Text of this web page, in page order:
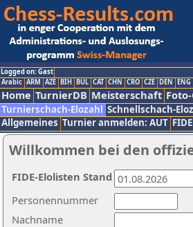
Logged on: Gast
Arabic ARM AZE BIH BUL CAT CHN CRO CZE DEN ENG
Home TurnierDB Meisterschaft
Turnierschach-Elozahl Schnellschach-
Allgemeines Turnier anmelden: AUT FIDE
Willkommen bei den
Nachname
Personennummer
FIDE-Elolisten Stand